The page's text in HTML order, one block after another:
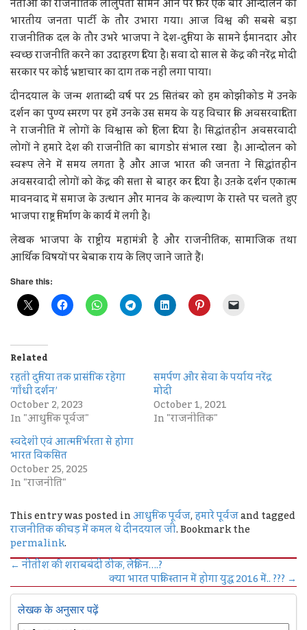
नेताओं की राजनीतिक लोलुपता सामने आने पर फिर एक बार आन्दोलन को
भारतीय जनता पार्टी के तौर उभारा गया। आज विश्व की सबसे बड़ा
राजनीतिक दल के तौर उभरे भाजपा ने देश-दुनिया के सामने ईमानदार और
स्वच्छ राजनीति करने का उदाहरण दिया है। सवा दो साल से केंद्र की नरेंद्र मोदी
सरकार पर कोई भ्रष्टाचार का दाग तक नहीं लगा पाया।
दीनदयाल के जन्म शताब्दी वर्ष पर 25 सितंबर को हम कोझीकोड में उनके
दर्शन का पुण्य स्मरण पर हमें उनके उस समय के यह विचार कि अवसरवादिता
ने राजनीति में लोगों के विश्वास को हिला दिया है। सिद्धांतहीन अवसरवादी
लोगों ने हमारे देश की राजनीति का बागडोर संभाल रखा है। आन्दोलन को
स्वरूप लेने में समय लगता है और आज भारत की जनता ने सिद्धांतहीन
अवसरवादी लोगों को केंद्र की सत्ता से बाहर कर दिया है। उऩके दर्शन एकात्म
मावनवाद में समाज के उत्थान और मानव के कल्याण के रास्ते पर चलते हुए
भाजपा राष्ट्र निर्माण के कार्य में लगी है।
लेखक भाजपा के राष्ट्रीय महामंत्री है और राजनीतिक, सामाजिक तथा
आर्थिक विषयों पर बेबाक राय के लिए जाने जाते हैं।
Share this:
Related
रहती दुनिया तक प्रासंगिक रहेगा
‘गाँधी दर्शन’
October 2, 2023
In "आधुनिक पूर्वज"
समर्पण और सेवा के पर्याय नरेंद्र
मोदी
October 1, 2021
In "राजनीतिक"
स्वदेशी एवं आत्मनिर्भरता से होगा
भारत विकसित
October 25, 2025
In "राजनीति"
This entry was posted inआधुनिक पूर्वज,हमारे पूर्वजand tagged
राजनीतिक कीचड़ में कमल थे दीनदयाल जी. Bookmark the
permalink.
←नीतीश की शराबबंदी ठीक, लेकिन….?
क्या भारत पाकिस्तान में होगा युद्ध 2016 में.. ??? →
लेखक के अनुसार पढ़ें